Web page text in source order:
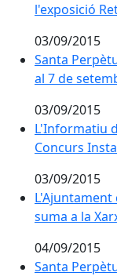
l'exposició
03/09/2015
Santa
Santa
al 7 de
03/09/2015
L'Informatiu
L'Informatiu
Concurs
03/09/2015
L'Ajuntament
L'Ajuntament
suma a la
04/09/2015
Santa
Santa